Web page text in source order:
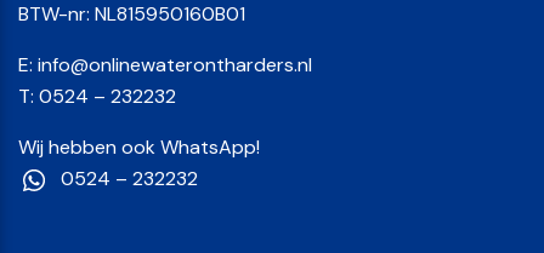
BTW-nr: NL815950160B01
E: info@onlinewaterontharders.nl
T: 0524 – 232232
Wij hebben ook WhatsApp!
0524 – 232232